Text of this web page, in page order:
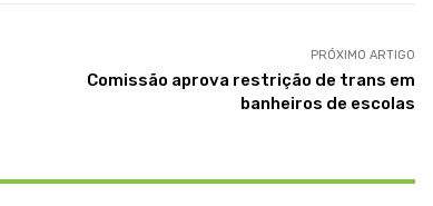
PRÓXIMO ARTIGO
Comissão aprova restrição de trans em
banheiros de escolas